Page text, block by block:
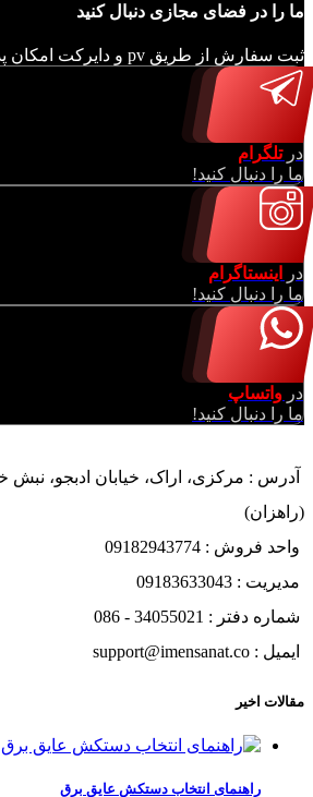
ما را در فضای مجازی دنبال کنید
ثبت سفارش از طریق pv و دایرکت امکان پذیر میباشد
درتلگرام
ما را دنبال کنید!
در
اینستاگرام
ما را دنبال کنید!
در واتساپ
ما را دنبال کنید!
آدرس : مرکزی، اراک، خیابان ادبجو، نبش
(راهزان)
واحد فروش : 09182943774
مدیریت : 09183633043
شماره دفتر : 34055021 - 086
ایمیل : support@imensanat.co
مقالات اخیر
راهنمای انتخاب دستکش عایق برق